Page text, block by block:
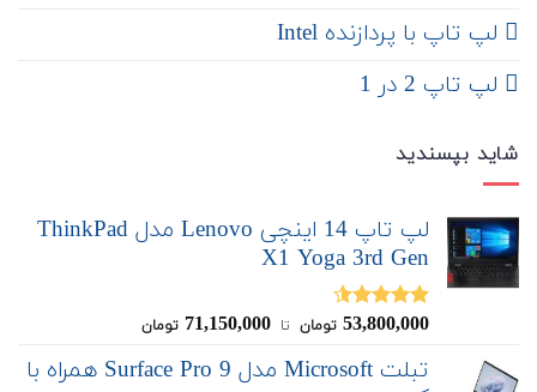
لپ تاپ با پردازنده Intel
لپ تاپ 2 در 1
شاید بپسندید
لپ تاپ 14 اینچی Lenovo مدل ThinkPad
X1 Yoga 3rd Gen
نمره4.50
53,800,000 تومان ‌ تا ‌ 71,150,000 تومان
تبلت Microsoft مدل Surface Pro 9 همراه با